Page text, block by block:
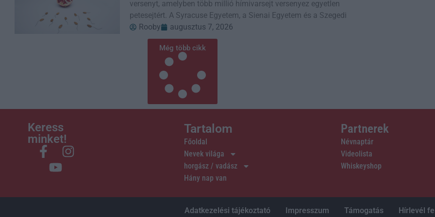
versenyt, amelyben több millió hímivarsejt versenyez egyetlen
petesejtért. A Syracuse Egyetem, a Sienai Egyetem és a Szegedi
Rooby
augusztus 7, 2026
Még több cikk
Keress
minket!
Tartalom
Főoldal
Nevek világa
horgász / vadász
Hány nap van
Partnerek
Névnaptár
Videolista
Whiskeyshop
Adatkezelési tájékoztató Impresszum Támogatás Hírlevél